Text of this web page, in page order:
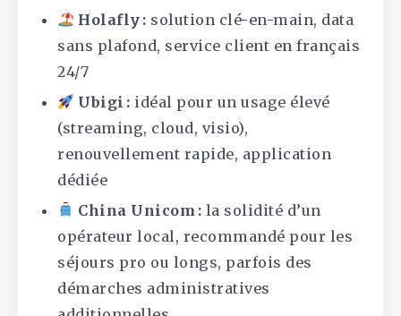
Holafly : solution clé-en-main, data
sans plafond, service client en français
24/7
Ubigi : idéal pour un usage élevé
(streaming, cloud, visio),
renouvellement rapide, application
dédiée
China Unicom : la solidité d’un
opérateur local, recommandé pour les
séjours pro ou longs, parfois des
démarches administratives